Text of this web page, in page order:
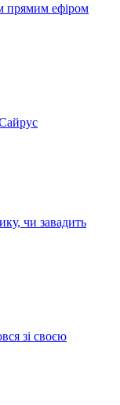
прямим ефіром
чи завадить
зі своєю